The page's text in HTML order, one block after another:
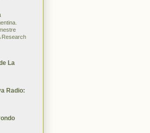
Research
La
Radio: